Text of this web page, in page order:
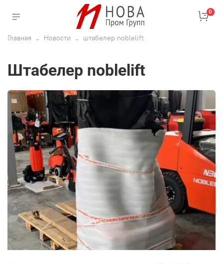
0
Главная Новости штабелер noblelift
штабелер noblelift